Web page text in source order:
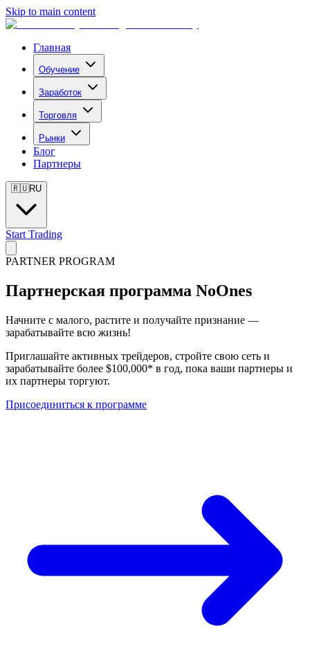
Skip to main content
Главная
Обучение
Заработок
Торговля
Рынки
Блог
Партнеры
🇷🇺RU
Start Trading
PARTNER PROGRAM
Партнерская программа NoOnes
Начните с малого, растите и получайте признание —
зарабатывайте всю жизнь!
Приглашайте активных трейдеров, стройте свою сеть и
зарабатывайте более $100,000* в год, пока ваши партнеры и
их партнеры торгуют.
Присоединиться к программе